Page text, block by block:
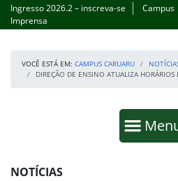
Ingresso 2026.2 – inscreva-se Campus
Imprensa
VOCÊ ESTÁ EM: CAMPUS CARUARU
DIREÇÃO DE ENSINO ATUALIZA
Fim da navegação
Início do conteúdo
NOTÍCIAS